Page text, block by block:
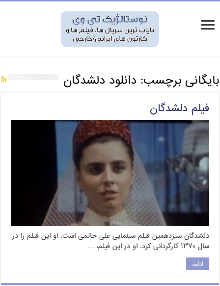
بایگانی برچسب: دانلود دلشدگان
فیلم دلشدگان
دلشدگان سیزدهمین فیلم سینمایی علی حاتمی است. او این فیلم را در
سال ۱۳۷۰ کارگردانی کرد. او در این فیلم، …
ادامه